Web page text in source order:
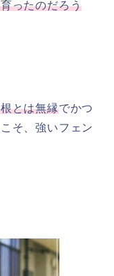
ったのだろう
とは無縁でかつ
そ、強いフェン